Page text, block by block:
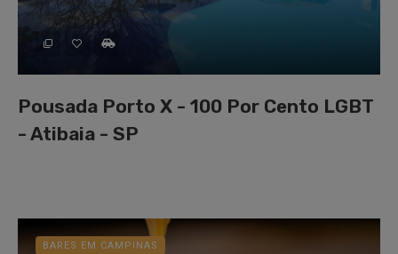
Pousada Porto X - 100 Por Cento LGBT
- Atibaia - SP
BARES EM CAMPINAS